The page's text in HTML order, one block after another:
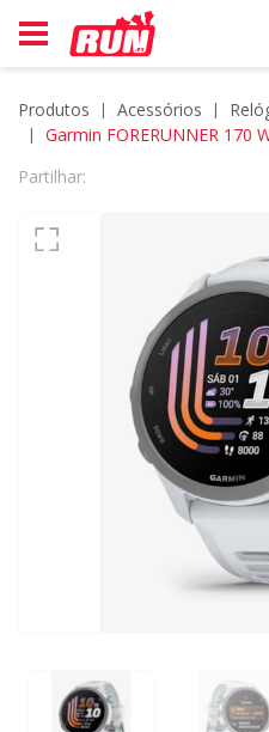
Produtos acessórios
Garmin FORERUNNER 170
Partilhar: